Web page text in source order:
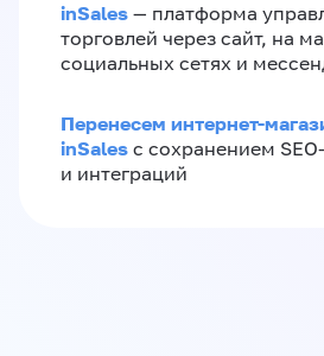
inSales — платформа
торговлей через сайт, на
социальных сетях и
Перенесем интернет-
inSales с сохранением
и интеграций